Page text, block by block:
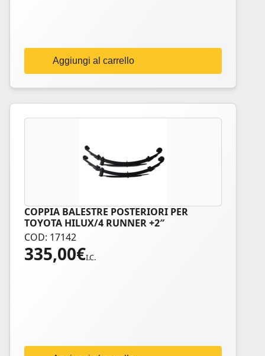
Aggiungi al carrello
COPPIA BALESTRE POSTERIORI PER
TOYOTA HILUX/4 RUNNER +2″
COD: 17142
335,00€I.C.